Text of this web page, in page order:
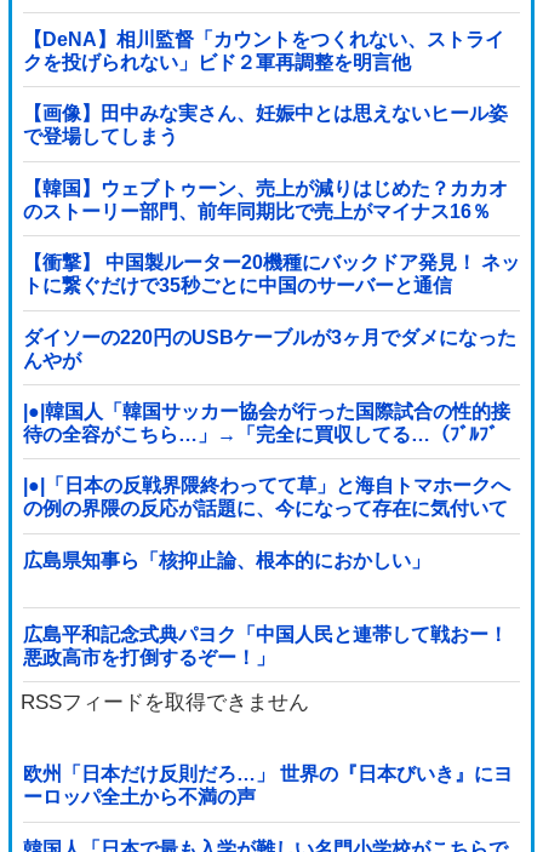
【DeNA】相川監督「カウントをつくれない、ストライ
クを投げられない」ビド２軍再調整を明言他
【画像】田中みな実さん、妊娠中とは思えないヒール姿
で登場してしまう
【韓国】ウェブトゥーン、売上が減りはじめた？カカオ
のストーリー部門、前年同期比で売上がマイナス16％
【衝撃】 中国製ルーター20機種にバックドア発見！ ネッ
トに繋ぐだけで35秒ごとに中国のサーバーと通信
ダイソーの220円のUSBケーブルが3ヶ月でダメになった
んやが
|●|韓国人「韓国サッカー協会が行った国際試合の性的接
待の全容がこちら…」→「完全に買収してる…（ﾌﾞﾙﾌﾞ
ﾙ」＝韓国の反応
|●|「日本の反戦界隈終わってて草」と海自トマホークへ
の例の界隈の反応が話題に、今になって存在に気付いて
しまった結果……
広島県知事ら「核抑止論、根本的におかしい」
広島平和記念式典パヨク「中国人民と連帯して戦おー！
悪政高市を打倒するぞー！」
RSSフィードを取得できません
欧州「日本だけ反則だろ…」 世界の『日本びいき』にヨ
ーロッパ全土から不満の声